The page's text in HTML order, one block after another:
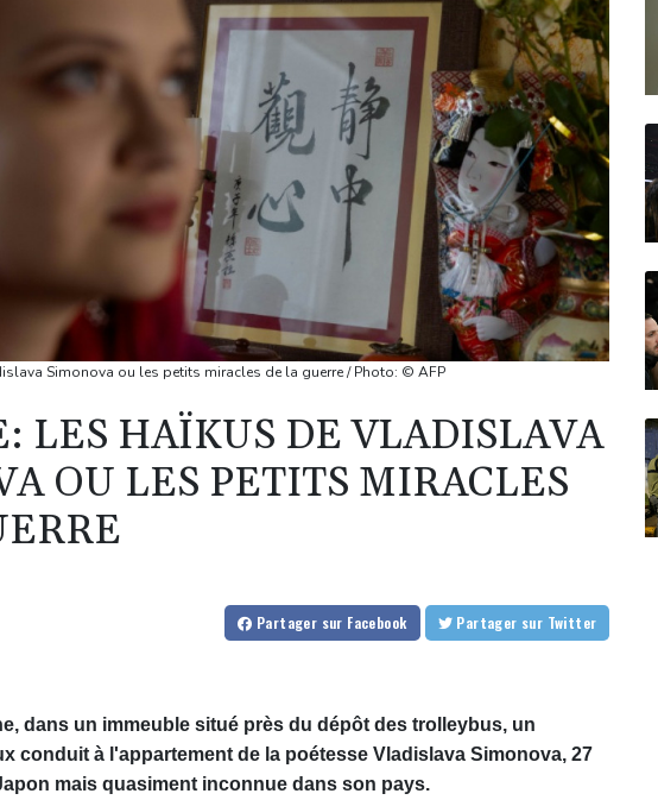
Simonova ou les petits miracles de la guerre / Photo: © AFP
LES HAÏKUS DE VLADISLAVA
OU LES PETITS MIRACLES
Partager sur Facebook Partager sur Twitter
dans un immeuble situé près du dépôt des trolleybus, un
conduit à l'appartement de la poétesse Vladislava Simonova, 27
mais quasiment inconnue dans son pays.